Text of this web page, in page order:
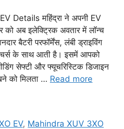
Details महिंद्रा ने अपनी EV
को अब इलेक्ट्रिक अवतार में लॉन्च
बैटरी परफॉर्मेंस, लंबी ड्राइविंग
के साथ आती है। इसमें आपको
सेफ्टी और फ्यूचरिस्टिक डिजाइन
को मिलता … Read more
EV, Mahindra XUV 3XO